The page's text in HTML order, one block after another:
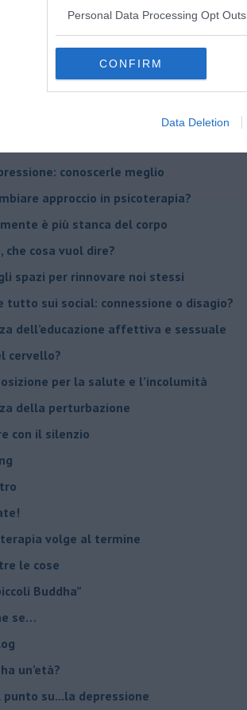
Personal Data Processing Opt Outs
CONFIRM
Data Deletion
tra filosofia e psicologia
si sentono in dovere di dire la loro
troppo presto diventa un peso
impariamo mai dagli errori?
le crepe diventano preziose
conoscerle meglio
approccio in psicoterapia?
è più stanca del corpo
che cosa vuol dire?
spazi per rinnovare noi stessi
tutto sui social: connessione o disagio?
dell’educazione affettiva e sessuale
cervello?
per la salute e l’incolumità
della perturbazione
con il silenzio
volge al termine
le cose
Buddha”
se…
un’età?
punto su...la depressione